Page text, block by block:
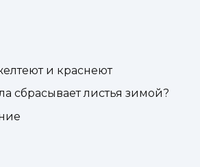
и краснеют
сбрасывает листья зимой?